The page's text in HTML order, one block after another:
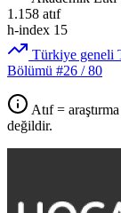
1.158 atıf
h-index 15
Türkiye geneli
Bölümü #26 / 80
Atıf =
değildir.